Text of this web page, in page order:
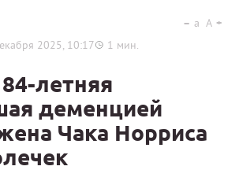
2025, 10:17 1 мин.
a A
летняя
деменцией
Чака Норриса